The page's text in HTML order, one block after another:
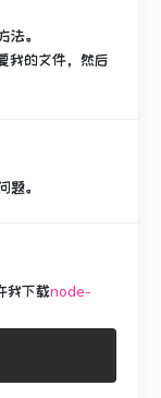
法。
我的文件，然后
题。
我下载node-